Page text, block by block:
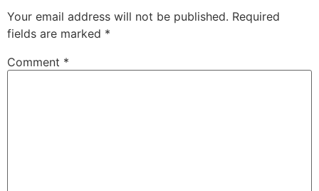
Your email address will not be published. Required
fields are marked *
Comment *